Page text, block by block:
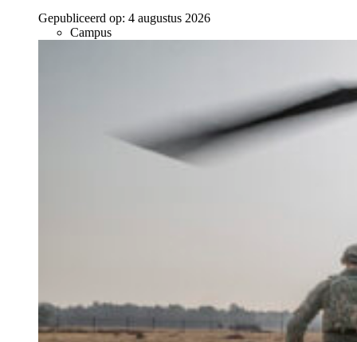
Gepubliceerd op: 4 augustus 2026
Campus